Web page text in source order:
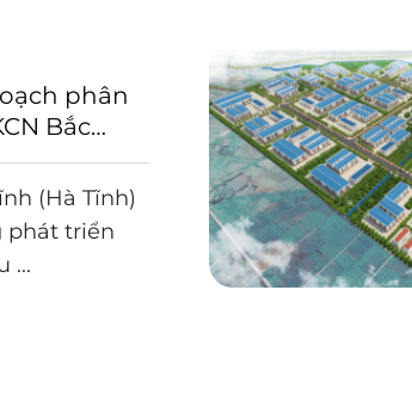
phân
Bắc
(Hà Tĩnh)
phát triển
...